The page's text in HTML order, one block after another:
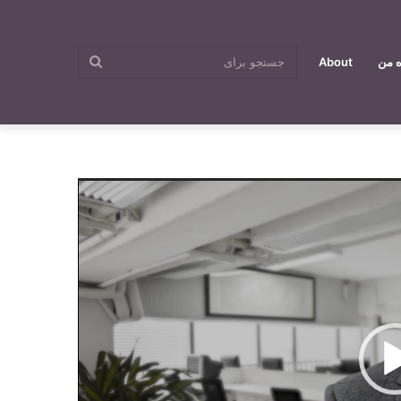
من About جستجو
برای
2
2,834
صحبت کردیم یک بخش بسیار مهم‌ دیگری دارد که بخش